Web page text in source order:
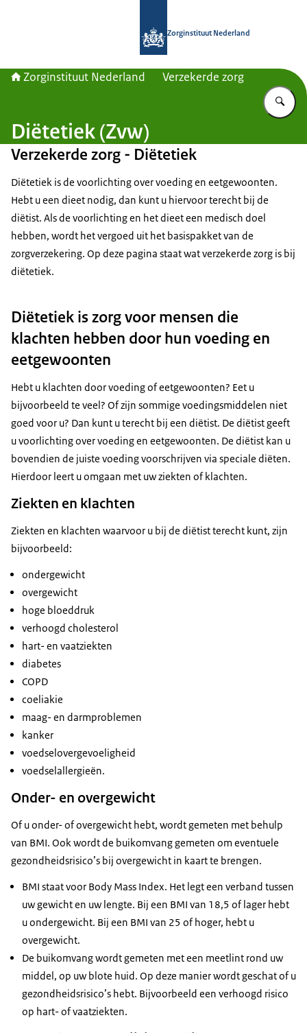
Zorginstituut Nederland
Zorginstituut Nederland Verzekerde zorg
Diëtetiek (Zvw)
Verzekerde zorg - Diëtetiek
Diëtetiek is de voorlichting over voeding en eetgewoonten.
Hebt u een dieet nodig, dan kunt u hiervoor terecht bij de
diëtist. Als de voorlichting en het dieet een medisch doel
hebben, wordt het vergoed uit het basispakket van de
zorgverzekering. Op deze pagina staat wat verzekerde zorg is bij
diëtetiek.
Diëtetiek is zorg voor mensen die
klachten hebben door hun voeding en
eetgewoonten
Hebt u klachten door voeding of eetgewoonten? Eet u
bijvoorbeeld te veel? Of zijn sommige voedingsmiddelen niet
goed voor u? Dan kunt u terecht bij een diëtist. De diëtist geeft
u voorlichting over voeding en eetgewoonten. De diëtist kan u
bovendien de juiste voeding voorschrijven via speciale diëten.
Hierdoor leert u omgaan met uw ziekten of klachten.
Ziekten en klachten
Ziekten en klachten waarvoor u bij de diëtist terecht kunt, zijn
bijvoorbeeld:
ondergewicht
overgewicht
hoge bloeddruk
verhoogd cholesterol
hart- en vaatziekten
diabetes
COPD
coeliakie
maag- en darmproblemen
kanker
voedselovergevoeligheid
voedselallergieën.
Onder- en overgewicht
Of u onder- of overgewicht hebt, wordt gemeten met behulp
van BMI. Ook wordt de buikomvang gemeten om eventuele
gezondheidsrisico’s bij overgewicht in kaart te brengen.
BMI staat voor Body Mass Index. Het legt een verband tussen
uw gewicht en uw lengte. Bij een BMI van 18,5 of lager hebt
u ondergewicht. Bij een BMI van 25 of hoger, hebt u
overgewicht.
De buikomvang wordt gemeten met een meetlint rond uw
middel, op uw blote huid. Op deze manier wordt geschat of u
gezondheidsrisico’s hebt. Bijvoorbeeld een verhoogd risico
op hart- of vaatziekten.